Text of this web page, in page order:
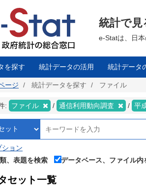
統計で見
e-Statは、日
を探す 統計データの活用 統計データ
ージ 統計データを探す ファイル
: ファイル 通信利用動向調査 平
ョン
、表題を検索
データベース、ファイル内
セット一覧